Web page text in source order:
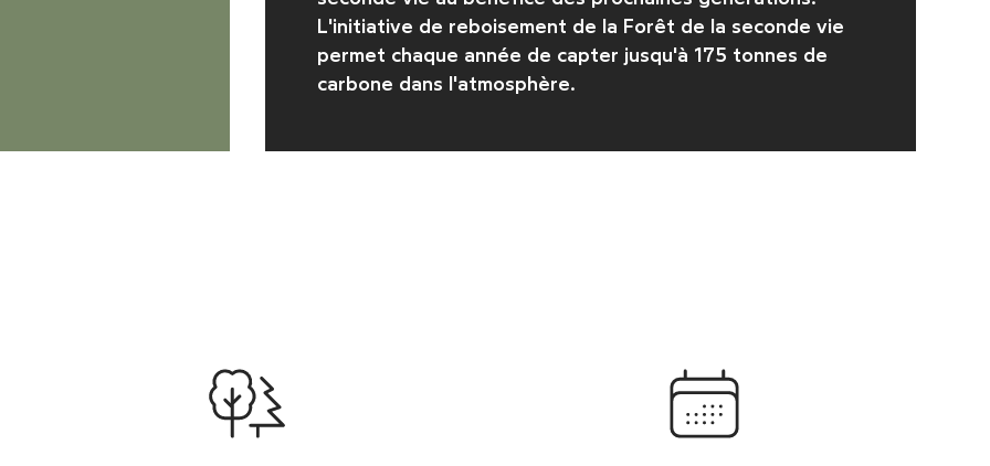
L'initiative de reboisement de la Forêt de la seconde vie
permet chaque année de capter jusqu'à 175 tonnes de
carbone dans l'atmosphère.